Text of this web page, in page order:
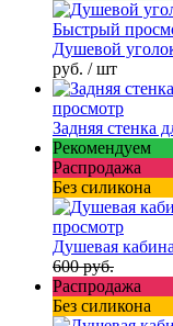
Быстрый
Душевой
руб. / шт
просмотр
Задняя стенка
Рекомендуем
Распродажа
Без силикона
просмотр
Душевая
600 руб.
Распродажа
Без силикона